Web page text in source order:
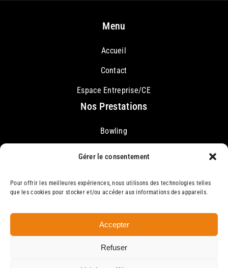
Gérer le consentement
Pour offrir les meilleures expériences, nous utilisons des technologies telles
que les cookies pour stocker et/ou accéder aux informations des appareils.
Accepter
Refuser
Menu
Accueil
Contact
Espace Entreprise/CE
Nos Prestations
Bowling
Le Master
Mentions légales